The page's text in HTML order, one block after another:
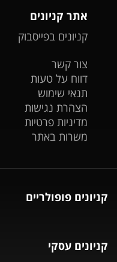
אתר קניונים
קניונים בפייסבוק
צור קשר
דווח על טעות
תנאי שימוש
הצהרת נגישות
מדיניות פרטיות
משרות באתר
קניונים פופולריים
קניונים עסקי